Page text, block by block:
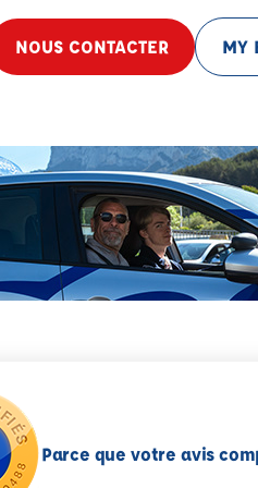
NOUS CONTACTER MY
Parce que votre avis